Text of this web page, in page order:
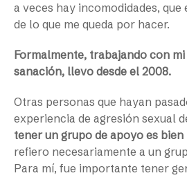
a veces hay incomodidades, que
de lo que me queda por hacer.
Formalmente, trabajando con
sanación, llevo desde el 2008.
Otras personas que hayan
experiencia de agresión sexual
tener un grupo de apoyo es
refiero necesariamente a un
Para mí, fue importante tener